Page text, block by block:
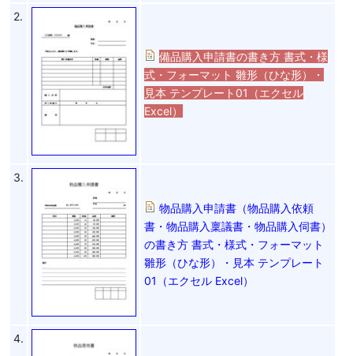
2.
備品購入申請書の書き方 書式・様
式・フォーマット 雛形（ひな形）・
見本 テンプレート01（エクセル
Excel）
3.
物品購入申請書（物品購入依頼
書・物品購入稟議書・物品購入伺書）
の書き方 書式・様式・フォーマット
雛形（ひな形）・見本 テンプレート
01（エクセル Excel）
4.